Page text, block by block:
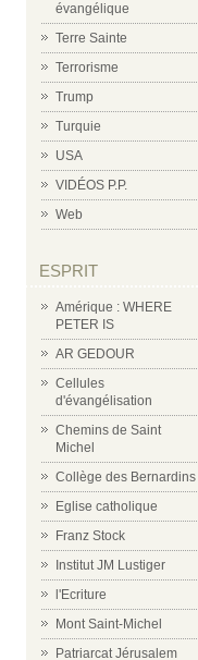
évangélique
Terre Sainte
Terrorisme
Trump
Turquie
USA
VIDÉOS P.P.
Web
ESPRIT
Amérique : WHERE
PETER IS
AR GEDOUR
Cellules
d'évangélisation
Chemins de Saint
Michel
Collège des Bernardins
Eglise catholique
Franz Stock
Institut JM Lustiger
l'Ecriture
Mont Saint-Michel
Patriarcat Jérusalem